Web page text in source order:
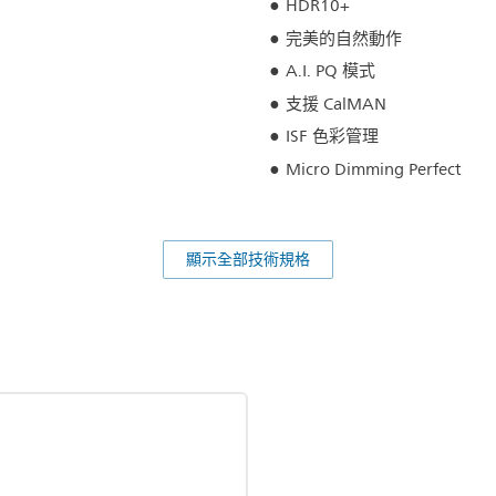
HDR10+
完美的自然動作
A.I. PQ 模式
支援 CalMAN
ISF 色彩管理
Micro Dimming Perfect
顯示全部技術規格